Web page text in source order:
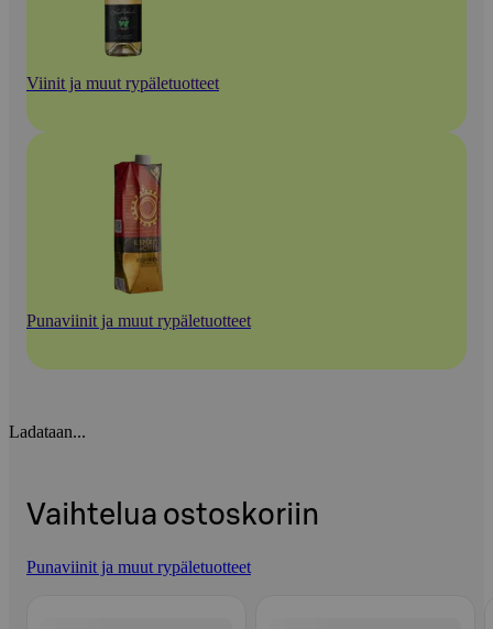
Viinit ja muut rypäletuotteet
Punaviinit ja muut rypäletuotteet
Ladataan...
Vaihtelua ostoskoriin
Punaviinit ja muut rypäletuotteet